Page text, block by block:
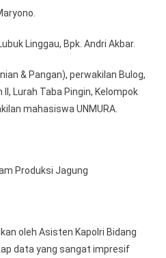
Linggau, Bpk. Andri Akbar.
& Pangan), perwakilan Bulog,
Lurah Taba Pingin, Kelompok
mahasiswa UNMURA.
Produksi Jagung
oleh Asisten Kapolri Bidang
data yang sangat impresif